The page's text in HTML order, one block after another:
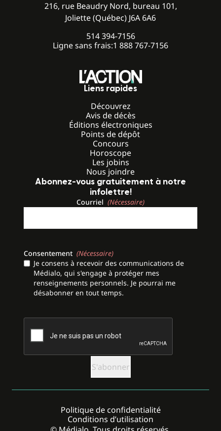
216, rue Beaudry Nord, bureau 101,
Joliette (Québec) J6A 6A6
514 394-7156
Ligne sans frais:1 888 767-7156
Liens rapides
Découvrez
Avis de décès
Éditions électroniques
Points de dépôt
Concours
Horoscope
Les jobins
Nous joindre
Abonnez-vous gratuitement à notre
infolettre!
Courriel (Nécessaire)
Consentement (Nécessaire)
Je consens à recevoir des communications de
Médialo, qui s'engage à protéger mes
renseignements personnels. Je pourrai me
désabonner en tout temps.
CAPTCHA
Politique de confidentialité
Conditions d’utilisation